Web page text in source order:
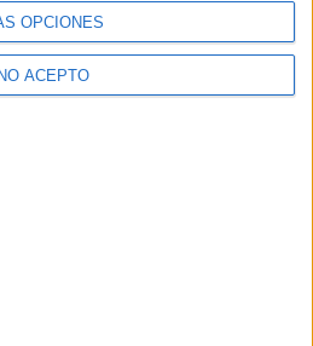
OPCIONES
ACEPTO